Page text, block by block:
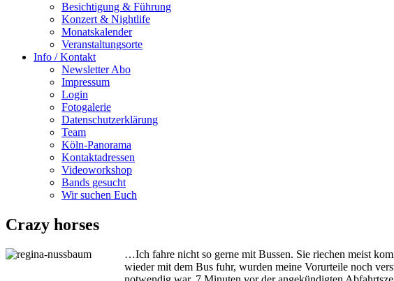
Besichtigung & Führung
Konzert & Nightlife
Monatskalender
Veranstaltungsorte
Info / Kontakt
Newsletter Abo
Impressum
Login
Fotogalerie
Datenschutzerklärung
Team
Köln-Panorama
Kontaktadressen
Videoworkshop
Bands gesucht
Wir suchen Euch
Crazy horses
…Ich fahre nicht so gerne mit Bussen. Sie riechen meist
wieder mit dem Bus fuhr, wurden meine Vorurteile noch